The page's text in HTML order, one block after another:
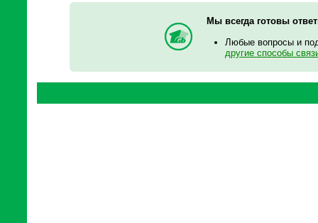
Мы всегда готовы
Любые вопросы и
другие способы